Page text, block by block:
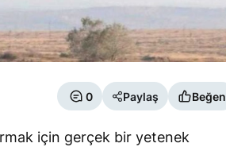
0 Paylaş Beğen
için gerçek bir yetenek